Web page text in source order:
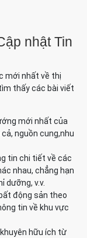
nhật Tin
mới nhất về thị
thấy các bài viết
mới nhất của
nguồn cung,nhu
tin chi tiết về các
nhau, chẳng hạn
dưỡng, v.v.
động sản theo
tin về khu vực
hữu ích từ